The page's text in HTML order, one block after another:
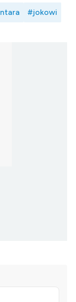
#jokowi